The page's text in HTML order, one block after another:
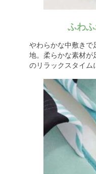
ふわ
やわらかな中敷きで
地。柔らかな素材が
のリラックスタイム